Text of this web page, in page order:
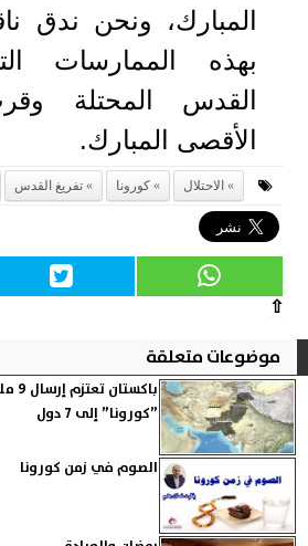
المبارك، ونحن ندق
بهذه الممارسات
القدس المحتلة
الأقصى المبارك.
الاحتلال كورونا تفريغ القدس
⇧
موضوعات متعلقة
”كورونا” إلى 7 دول
الصوم في زمن كورونا